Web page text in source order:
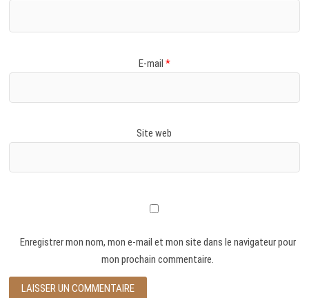
E-mail *
Site web
Enregistrer mon nom, mon e-mail et mon site dans le navigateur pour
mon prochain commentaire.